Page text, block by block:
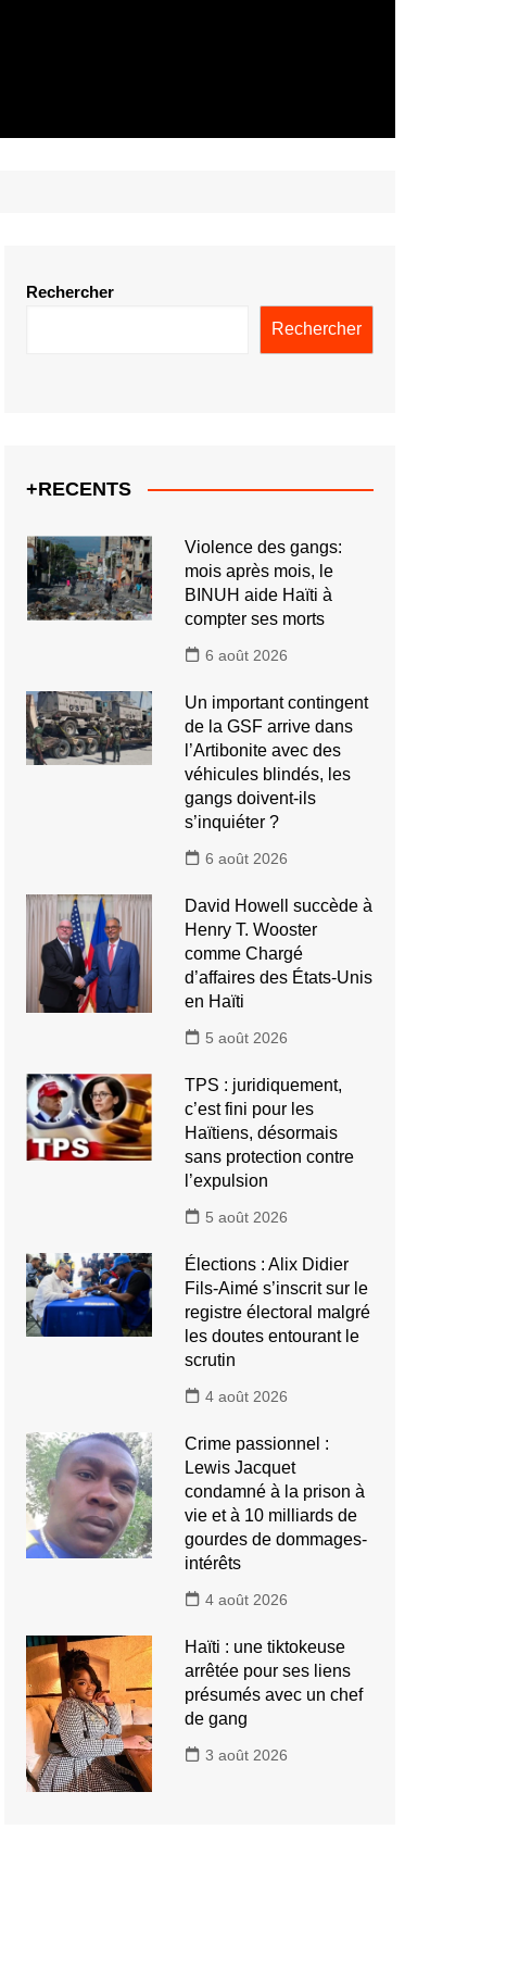
Rechercher
Rechercher
+RECENTS
Violence des gangs:
mois après mois, le
BINUH aide Haïti à
compter ses morts
6 août 2026
Un important contingent
de la GSF arrive dans
l’Artibonite avec des
véhicules blindés, les
gangs doivent-ils
s’inquiéter ?
6 août 2026
David Howell succède à
Henry T. Wooster
comme Chargé
d’affaires des États-Unis
en Haïti
5 août 2026
TPS : juridiquement,
c’est fini pour les
Haïtiens, désormais
sans protection contre
l’expulsion
5 août 2026
Élections : Alix Didier
Fils-Aimé s’inscrit sur le
registre électoral malgré
les doutes entourant le
scrutin
4 août 2026
Crime passionnel :
Lewis Jacquet
condamné à la prison à
vie et à 10 milliards de
gourdes de dommages-
intérêts
4 août 2026
Haïti : une tiktokeuse
arrêtée pour ses liens
présumés avec un chef
de gang
3 août 2026